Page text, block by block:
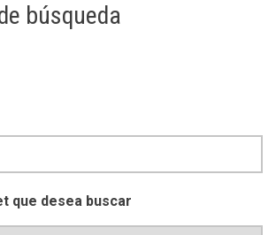
búsqueda
que desea buscar